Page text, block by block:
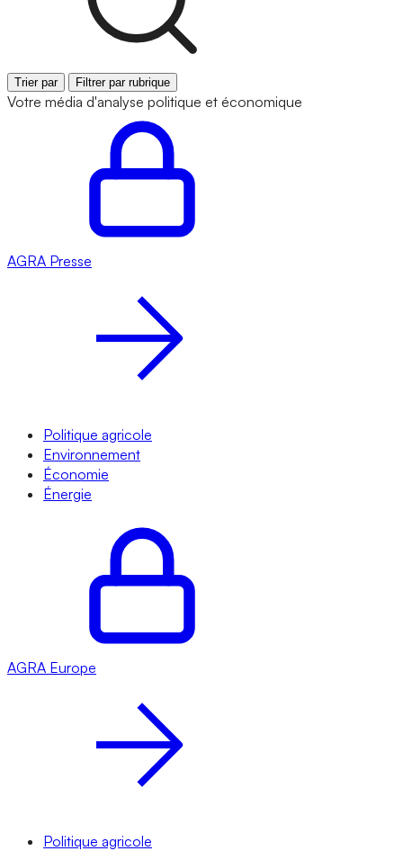
Trier par Filtrer par rubrique
Votre média d'analyse politique et économique
AGRA Presse
Politique agricole
Environnement
Économie
Énergie
AGRA Europe
Politique agricole